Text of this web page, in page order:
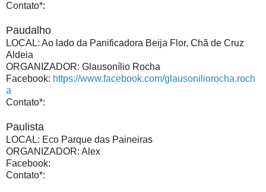
Contato*:
Paudalho
LOCAL: Ao lado da Panificadora Beija Flor, Chã de Cruz
Aldeia
ORGANIZADOR: Glausonílio Rocha
Facebook: https://www.facebook.com/glausoniliorocha.roch
a
Contato*:
Paulista
LOCAL: Eco Parque das Paineiras
ORGANIZADOR: Alex
Facebook:
Contato*: